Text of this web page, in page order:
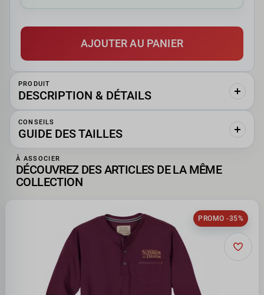
AJOUTER AU PANIER
PRODUIT
DESCRIPTION & DÉTAILS
CONSEILS
GUIDE DES TAILLES
À ASSOCIER
DÉCOUVREZ DES ARTICLES DE LA MÊME
COLLECTION
PROMO -35%